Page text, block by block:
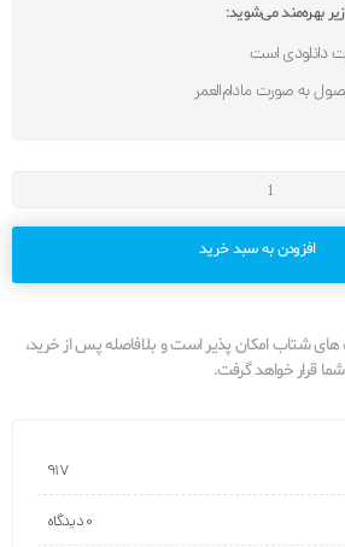
بهره‌مند می‌شوید:
دانلودی است
به صورت مادام‌العمر
افزودن به سبد خرید
شتاب امکان پذیر است و بلافاصله پس از خرید،
قرار خواهد گرفت.
917
0 دیدگاه